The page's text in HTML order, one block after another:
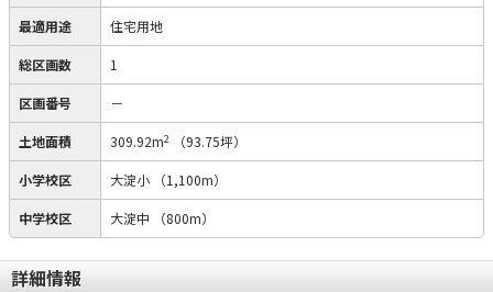
最適用途 住宅用地
総区画数 1
区画番号 －
土地面積 309.92m2 （93.75坪）
小学校区 大淀小 （1,100m）
中学校区 大淀中 （800m）
詳細情報